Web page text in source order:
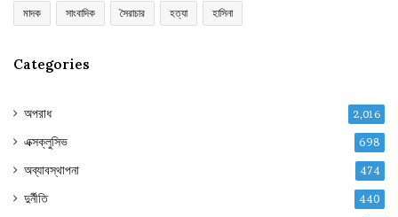
মাদক সাংবাদিক সৈরাচার হত্যা হাসিনা
Categories
অপরাধ 2,016
এক্সক্লুসিভ 698
অব্যাবস্থাপনা 474
দুর্নীতি 440